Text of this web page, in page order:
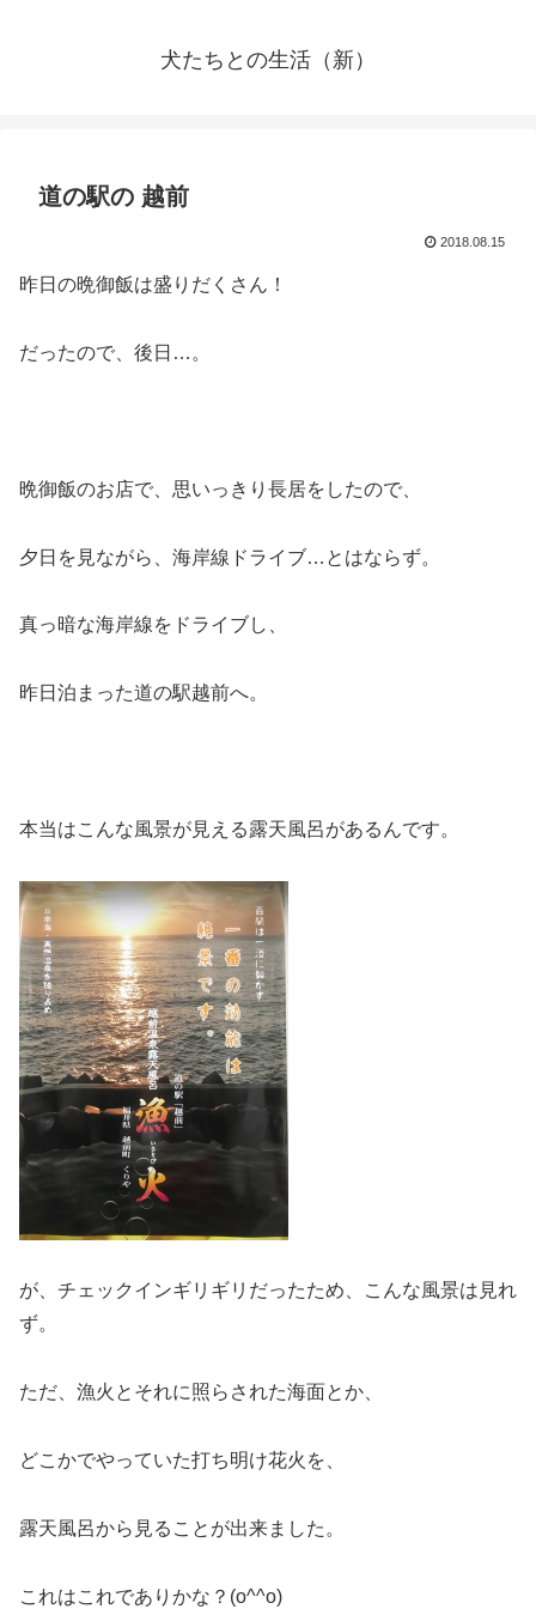
犬たちとの生活（新）
道の駅の 越前
2018.08.15
昨日の晩御飯は盛りだくさん！
だったので、後日…。
晩御飯のお店で、思いっきり長居をしたので、
夕日を見ながら、海岸線ドライブ…とはならず。
真っ暗な海岸線をドライブし、
昨日泊まった道の駅越前へ。
本当はこんな風景が見える露天風呂があるんです。
が、チェックインギリギリだったため、こんな風景は見れ
ず。
ただ、漁火とそれに照らされた海面とか、
どこかでやっていた打ち明け花火を、
露天風呂から見ることが出来ました。
これはこれでありかな？(o^^o)